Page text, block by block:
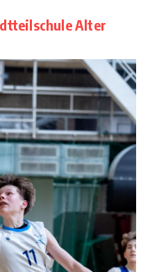
Alter